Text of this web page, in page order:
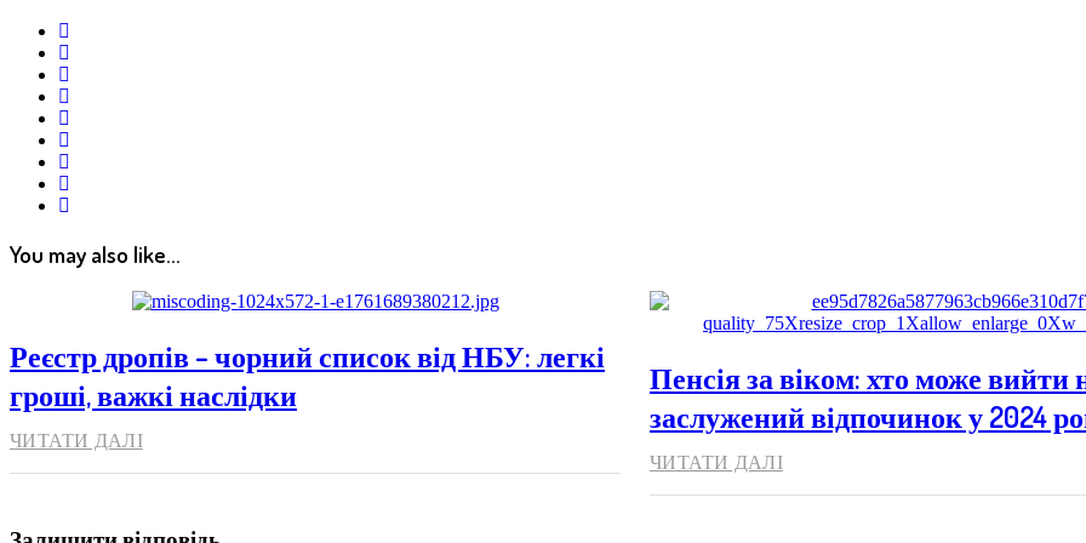
You may also like...
Реєстр дропів – чорний список від НБУ: легкі
гроші, важкі наслідки
ЧИТАТИ ДАЛІ
Пенсія за віком: хто може вийти
заслужений відпочинок у 2024
ЧИТАТИ ДАЛІ